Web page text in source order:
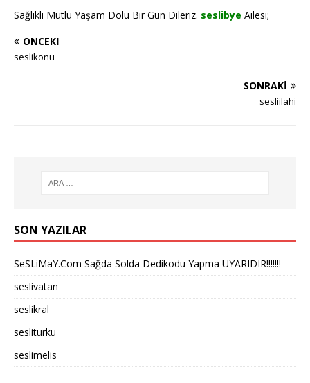
Sağlıklı Mutlu Yaşam Dolu Bir Gün Dileriz. seslibye Ailesi;
ÖNCEKI
seslikonu
SONRAKI
sesliilahi
SON YAZILAR
SeSLiMaY.Com Sağda Solda Dedikodu Yapma UYARIDIR!!!!!!!
seslivatan
seslikral
sesliturku
seslimelis